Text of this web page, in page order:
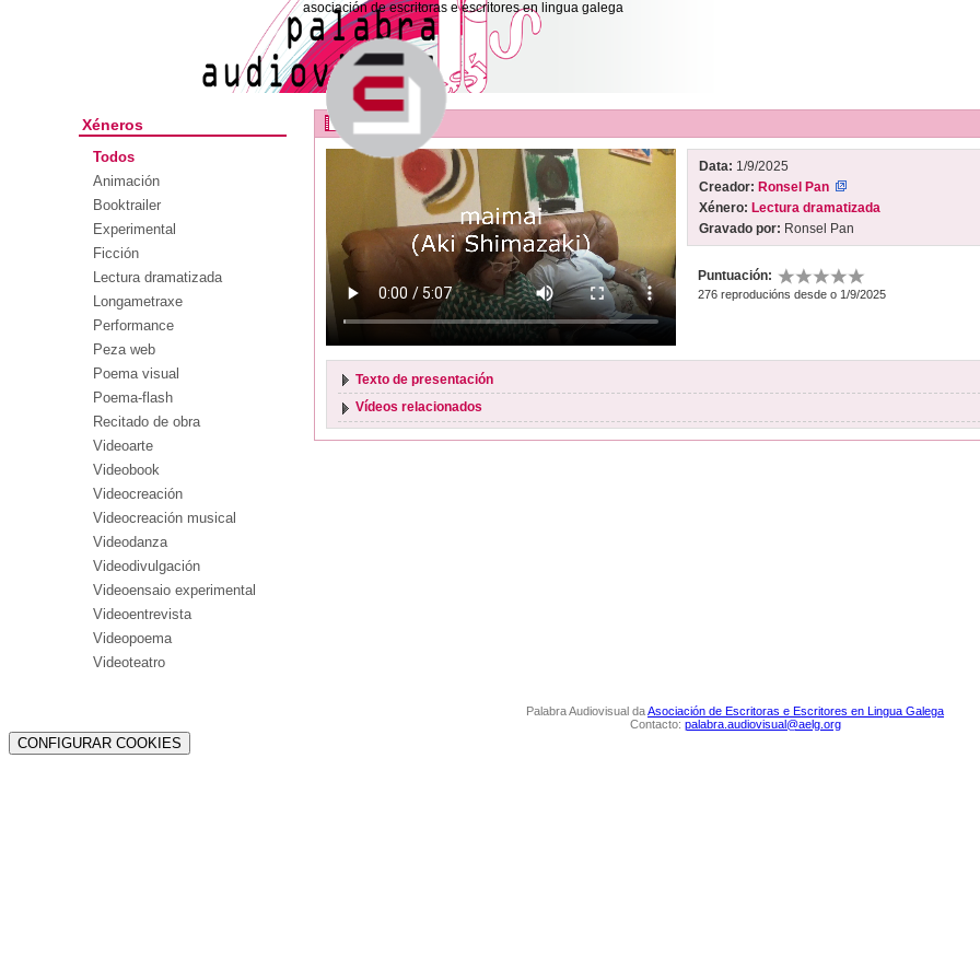
asociación de escritoras e escritores en lingua galega
Xéneros
Todos
Animación
Booktrailer
Experimental
Ficción
Lectura dramatizada
Longametraxe
Performance
Peza web
Poema visual
Poema-flash
Recitado de obra
Videoarte
Videobook
Videocreación
Videocreación musical
Videodanza
Videodivulgación
Videoensaio experimental
Videoentrevista
Videopoema
Videoteatro
Maimai
Data: 1/9/2025
Creador: Ronsel Pan
Xénero: Lectura dramatizada
Gravado por: Ronsel Pan
Puntuación:
276 reproducións desde o 1/9/2025
Texto de presentación
Vídeos relacionados
Palabra Audiovisual daAsociación de Escritoras e Escritores en Lingua Galega
Contacto: palabra.audiovisual@aelg.org
CONFIGURAR COOKIES